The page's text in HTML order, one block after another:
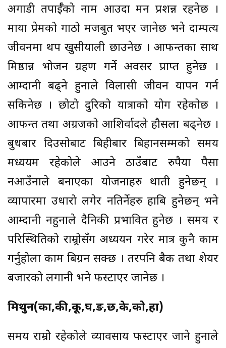
अगाडी तपार्ईँको नाम आउदा मन प्रशन्न रहनेछ ।
माया प्रेमको गाठो मजबुत भएर जानेछ भने दाम्पत्य
जीवनमा थप खुसीयाली छाउनेछ । आफन्तका साथ
मिष्ठान्न भोजन ग्रहण गर्ने अवसर प्राप्त हुनेछ ।
आम्दानी बढ्ने हुनाले विलासी जीवन यापन गर्न
सकिनेछ । छोटो दुरिको यात्राको योग रहेकोछ ।
आफन्त तथा अग्रजको आशिर्वादले हौसला बढ्नेछ ।
बुधबार दिउसोबाट बिहीबार बिहानसम्मको समय
मध्ययम रहेकोले आउने ठाउँबाट रुपैया पैसा
नआउँनाले बनाएका योजनाहरु थाती हुनेछन् ।
व्यापारमा उधारो लगेर नतिर्नेहरु हाबि हुनेछन् भने
आम्दानी नहुनाले दैनिकी प्रभावित हुनेछ । समय र
परिस्थितिको राम्र्रोसँग अध्ययन गरेर मात्र कुनै काम
गर्नुहोला काम बिग्रन सक्छ । तरपनि बैक तथा शेयर
बजारको लगानी भने फस्टाएर जानेछ ।
मिथुन(का,की,कू,घ,ङ,छ,के,को,हा)
समय राम्रोे रहेकोले व्यावसाय फस्टाएर जाने हुनाले